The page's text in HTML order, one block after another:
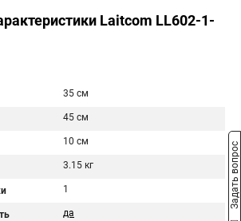
Laitcom LL602-1-
35 см
45 см
10 см
3.15 кг
1
да
Задать вопрос